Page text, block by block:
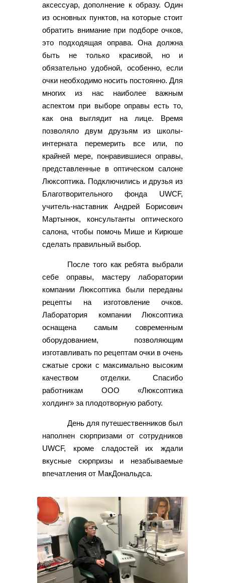
аксессуар, дополнение к образу. Один
из основных пунктов, на которые стоит
обратить внимание при подборе очков,
это подходящая оправа. Она должна
быть не только красивой, но и
обязательно удобной, особенно, если
очки необходимо носить постоянно. Для
многих из нас наиболее важным
аспектом при выборе оправы есть то,
как она выглядит на лице. Время
позволяло двум друзьям из школы-
интерната перемерить все или, по
крайней мере, понравившиеся оправы,
представленные в оптическом салоне
Люксоптика. Подключились и друзья из
Благотворительного фонда UWCF,
учитель-наставник Андрей Борисович
Мартынюк, консультанты оптического
салона, чтобы помочь Мише и Кирюше
сделать правильный выбор.
После того как ребята выбрали
себе оправы, мастеру лаборатории
компании Люксоптика были переданы
рецепты на изготовление очков.
Лаборатория компании Люксоптика
оснащена самым современным
оборудованием, позволяющим
изготавливать по рецептам очки в очень
сжатые сроки с максимально высоким
качеством отделки. Спасибо
работникам ООО «Люксоптика
холдинг» за плодотворную работу.
День для путешественников был
наполнен сюрпризами от сотрудников
UWCF, кроме сладостей их ждали
вкусные сюрпризы и незабываемые
впечатления от МакДональдса.